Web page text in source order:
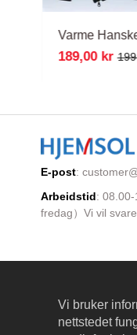
189,00 kr
E-post:
Arbeidstid:
fredag）Vi vil
Vi bruker
nettstedet